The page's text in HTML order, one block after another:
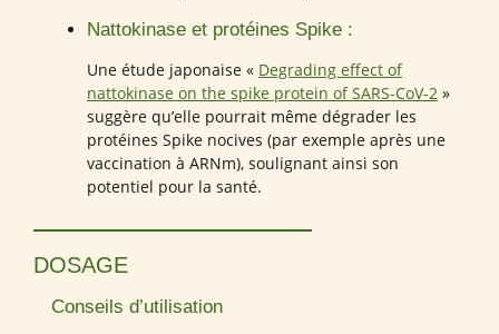
Nattokinase et protéines Spike :
Une étude japonaise « Degrading effect of
nattokinase on the spike protein of SARS-CoV-2 »
suggère qu’elle pourrait même dégrader les
protéines Spike nocives (par exemple après une
vaccination à ARNm), soulignant ainsi son
potentiel pour la santé.
DOSAGE
Conseils d’utilisation